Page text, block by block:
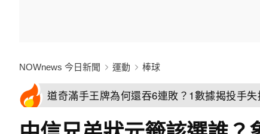
NOWnews 今日新聞 運動 棒球
道奇滿手王牌為何還吞6連敗？1數據揭投手